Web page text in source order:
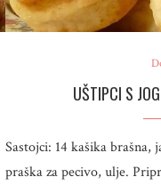
UŠTIPCI S
Sastojci: 14 kašika brašna,
praška za pecivo, ulje.